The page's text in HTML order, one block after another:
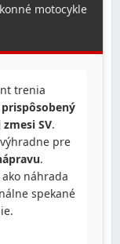
motocykle
trenia
SV.
pre
.
náhrada
spekané